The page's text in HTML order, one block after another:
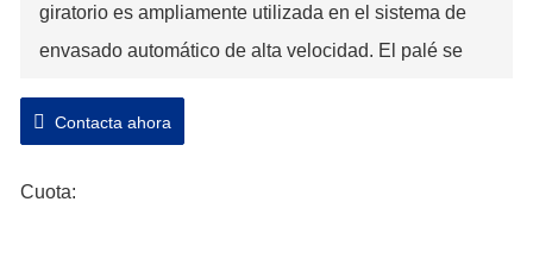
giratorio es ampliamente utilizada en el sistema de
envasado automático de alta velocidad. El palé se
transportador. Después de recibir la señal de la
proceso de empaquetado automáticamente. La
Contacta ahora
Cuota: